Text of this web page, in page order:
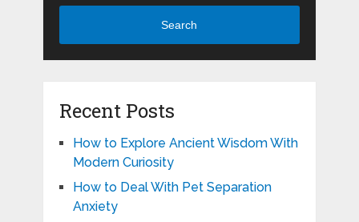
Search
Recent Posts
How to Explore Ancient Wisdom With
Modern Curiosity
How to Deal With Pet Separation
Anxiety